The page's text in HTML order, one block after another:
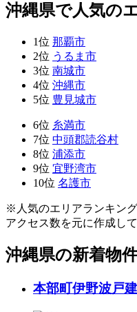
沖縄県で人気の
1位 那覇市
2位 うるま市
3位 南城市
4位 沖縄市
5位 豊見城市
6位 糸満市
7位 中頭郡読谷村
8位 浦添市
9位 宜野湾市
10位 名護市
※人気のエリアランキン
アクセス数を元に作成して
沖縄県の新着物
本部町伊野波